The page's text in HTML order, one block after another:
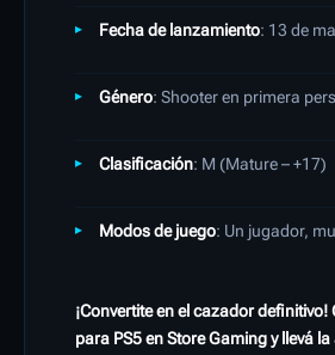
Fecha de lanzamiento: 13 de
Género: Shooter en primera
Clasificación: M (Mature – +17)
Modos de juego: Un jugador,
¡Convertite en el cazador definitivo!
para PS5 en Store Gaming y llevá